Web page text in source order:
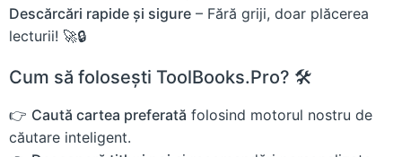
Descărcări rapide și sigure – Fără griji, doar plăcerea
lecturii! 🚀🔒
Cum să folosești ToolBooks.Pro? 🛠️
👉 Caută cartea preferată folosind motorul nostru de
căutare inteligent.